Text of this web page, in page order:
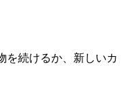
を続けるか、新しいカ